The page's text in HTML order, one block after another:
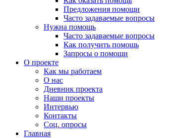
Предложения помощи
Часто задаваемые вопросы
Нужна помощь
Часто задаваемые вопросы
Как получить помощь
Запросы о помощи
О проекте
Как мы работаем
О нас
Дневник проекта
Наши проекты
Интервью
Контакты
Соц. опросы
Главная